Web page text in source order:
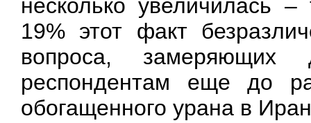
несколько увеличилась
19% этот факт
вопроса, замеряющих
респондентам еще до
обогащенного урана в